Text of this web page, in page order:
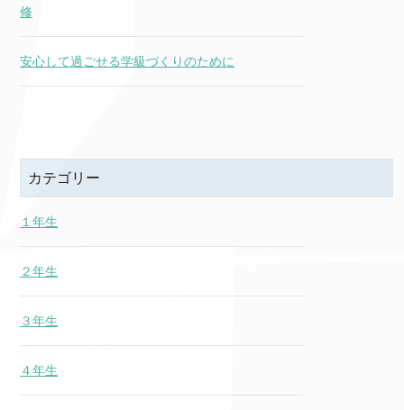
修
安心して過ごせる学級づくりのために
カテゴリー
１年生
２年生
３年生
４年生